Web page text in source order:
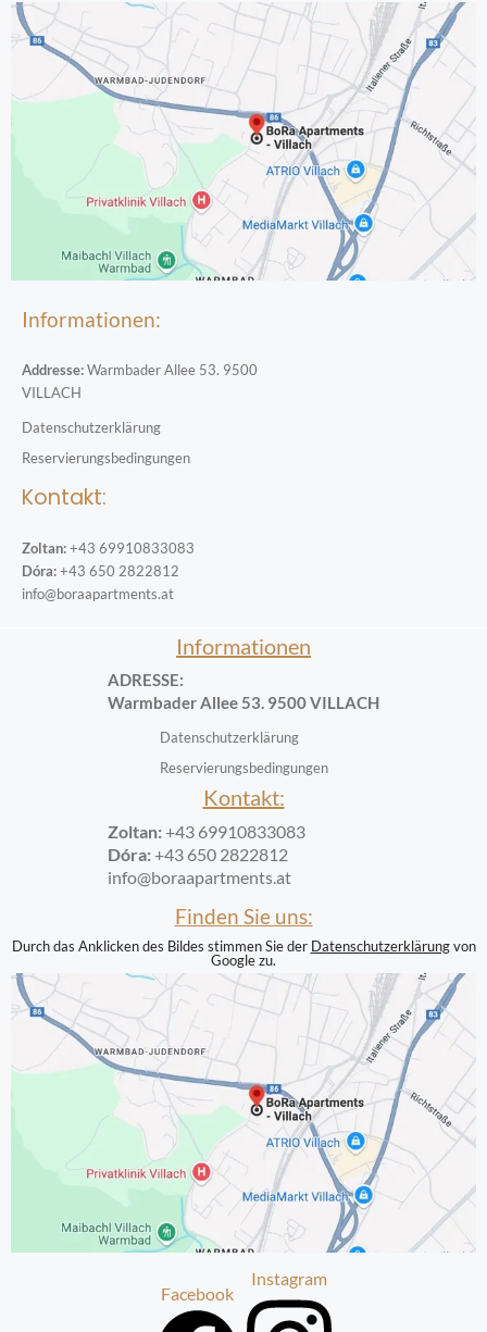
Informationen:
Addresse:Warmbader Allee 53. 9500
VILLACH
Datenschutzerklärung
Reservierungsbedingungen
Kontakt:
Zoltan:+43 69910833083
Dóra:+43 650 2822812
info@boraapartments.at
Informationen
ADRESSE:
Warmbader Allee 53. 9500 VILLACH
Datenschutzerklärung
Reservierungsbedingungen
Kontakt:
Zoltan:+43 69910833083
Dóra:+43 650 2822812
info@boraapartments.at
Finden Sie uns:
Durch das Anklicken des Bildes stimmen Sie der Datenschutzerklärungvon
Google zu.
Facebook
Instagram